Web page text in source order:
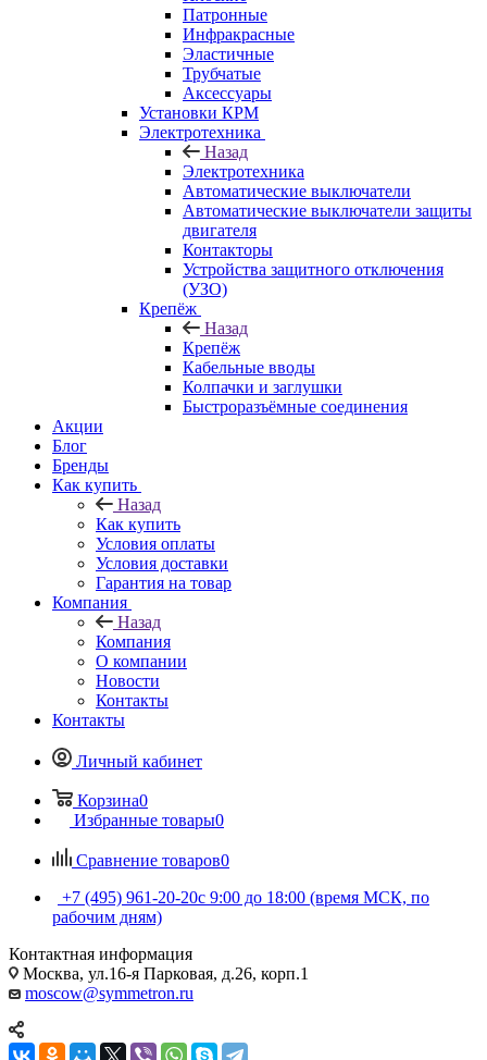
Патронные
Инфракрасные
Эластичные
Трубчатые
Аксессуары
Установки КРМ
Электротехника
Назад
Электротехника
Автоматические выключатели
Автоматические выключатели защиты
двигателя
Контакторы
Устройства защитного отключения
(УЗО)
Крепёж
Назад
Крепёж
Кабельные вводы
Колпачки и заглушки
Быстроразъёмные соединения
Акции
Блог
Бренды
Как купить
Назад
Как купить
Условия оплаты
Условия доставки
Гарантия на товар
Компания
Назад
Компания
О компании
Новости
Контакты
Контакты
Личный кабинет
Корзина0
Избранные товары0
Сравнение товаров0
+7 (495) 961-20-20с 9:00 до 18:00 (время МСК, по
рабочим дням)
Контактная информация
Москва, ул.16-я Парковая, д.26, корп.1
moscow@symmetron.ru